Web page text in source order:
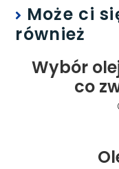
Może ci
również
Wybór
co